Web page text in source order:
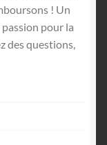
! Un
pour la
des questions,